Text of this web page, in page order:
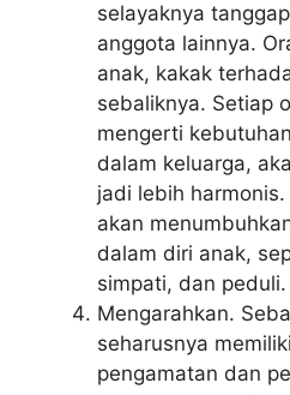
selayaknya
anggota lainnya.
anak, kakak
sebaliknya. Setiap
mengerti
dalam keluarga,
jadi lebih
akan
dalam diri anak,
simpati, dan peduli.
Mengarahkan.
seharusnya
pengamatan dan